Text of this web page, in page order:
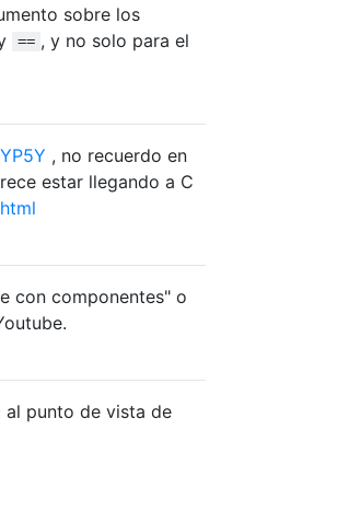
sobre los
== , y no solo para el
, no recuerdo en
estar llegando a C
con componentes" o
al punto de vista de